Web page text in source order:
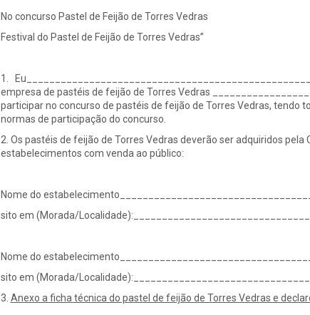
No concurso Pastel de Feijão de Torres Vedras
Festival do Pastel de Feijão de Torres Vedras”
1.
empresa de pastéis de feijão de Torres Vedras
participar no concurso de pastéis de feijão de Torres Vedras, tendo
normas de participação do concurso.
2. Os pastéis de feijão de Torres Vedras deverão ser adquiridos
estabelecimentos com venda ao público:
Nome do
sito em (Morada/Localidade):________________________________
Nome do
sito em (Morada/Localidade):________________________________
3. Anexo a ficha técnica do pastel de feijão de Torres Vedras e